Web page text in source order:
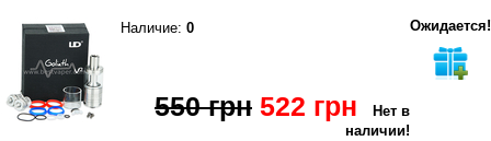
Наличие: 0 Ожидается!
550 грн 522 грн
Нет в
наличии!